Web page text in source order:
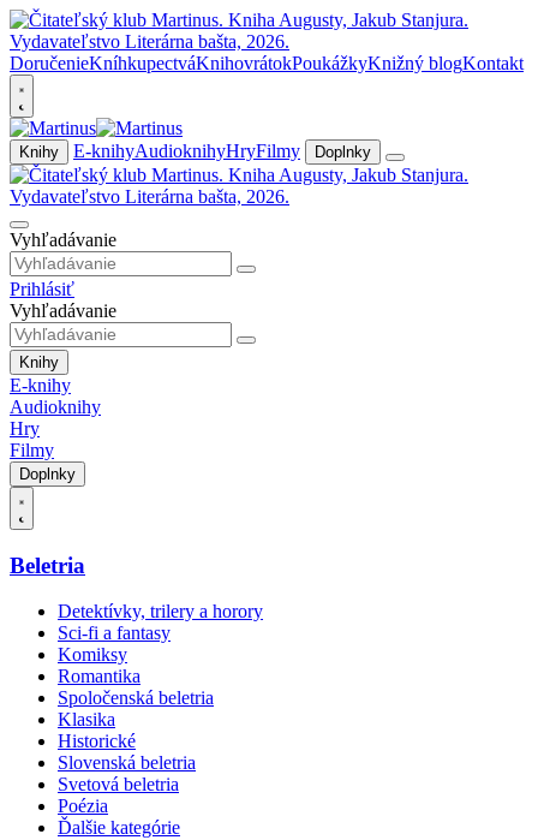
DoručenieKníhkupectváKnihovrátokPoukážkyKnižný blogKontakt
Knihy E-knihyAudioknihyHryFilmy Doplnky
Vyhľadávanie
Prihlásiť
Vyhľadávanie
Knihy
E-knihy
Audioknihy
Hry
Filmy
Doplnky
Beletria
Detektívky, trilery a horory
Sci-fi a fantasy
Komiksy
Romantika
Spoločenská beletria
Klasika
Historické
Slovenská beletria
Svetová beletria
Poézia
Ďalšie kategórie